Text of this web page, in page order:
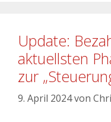
Update:
aktuellsten
zur
9. April 2024von